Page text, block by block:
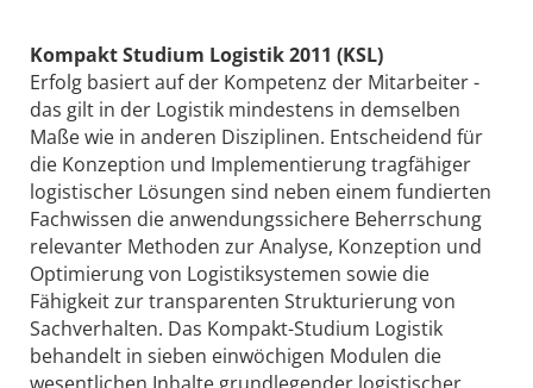
Kompakt Studium Logistik 2011 (KSL)
Erfolg basiert auf der Kompetenz der Mitarbeiter -
das gilt in der Logistik mindestens in demselben
Maße wie in anderen Disziplinen. Entscheidend für
die Konzeption und Implementierung tragfähiger
logistischer Lösungen sind neben einem fundierten
Fachwissen die anwendungssichere Beherrschung
relevanter Methoden zur Analyse, Konzeption und
Optimierung von Logistiksystemen sowie die
Fähigkeit zur transparenten Strukturierung von
Sachverhalten. Das Kompakt-Studium Logistik
behandelt in sieben einwöchigen Modulen die